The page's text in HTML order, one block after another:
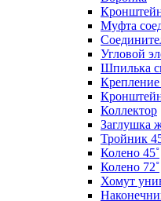
Муфта
Угловой
Шпилька
Крепление
Коллектор
Заглушка
Тройник
Колено 45˚
Колено 72˚
Хомут